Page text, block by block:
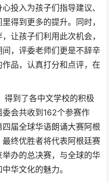
投入为孩子们指导建议、
得到更多的提升。同时，
让孩子们利用此次机会，
，评委老师们更是不辞辛
品，认真打分和点评，在
到了各中文学校的积极
会共收到162个参赛作
届全球华语朗诵大赛阿根
终优胜者将代表阿根廷赛
办的总决赛，与全球的华
华文化的魅力。